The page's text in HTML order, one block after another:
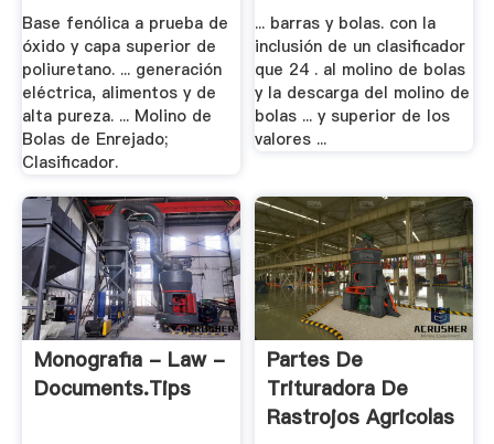
Base fenólica a prueba de
óxido y capa superior de
poliuretano. ... generación
eléctrica, alimentos y de
alta pureza. ... Molino de
Bolas de Enrejado;
Clasificador.
... barras y bolas. con la
inclusión de un clasificador
que 24 . al molino de bolas
y la descarga del molino de
bolas ... y superior de los
valores ...
Monografia - Law -
Documents.tips
Partes De
Trituradora De
Rastrojos Agricolas